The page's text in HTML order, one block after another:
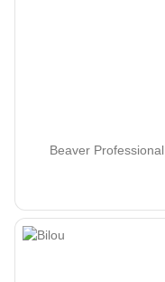
Beaver Professional